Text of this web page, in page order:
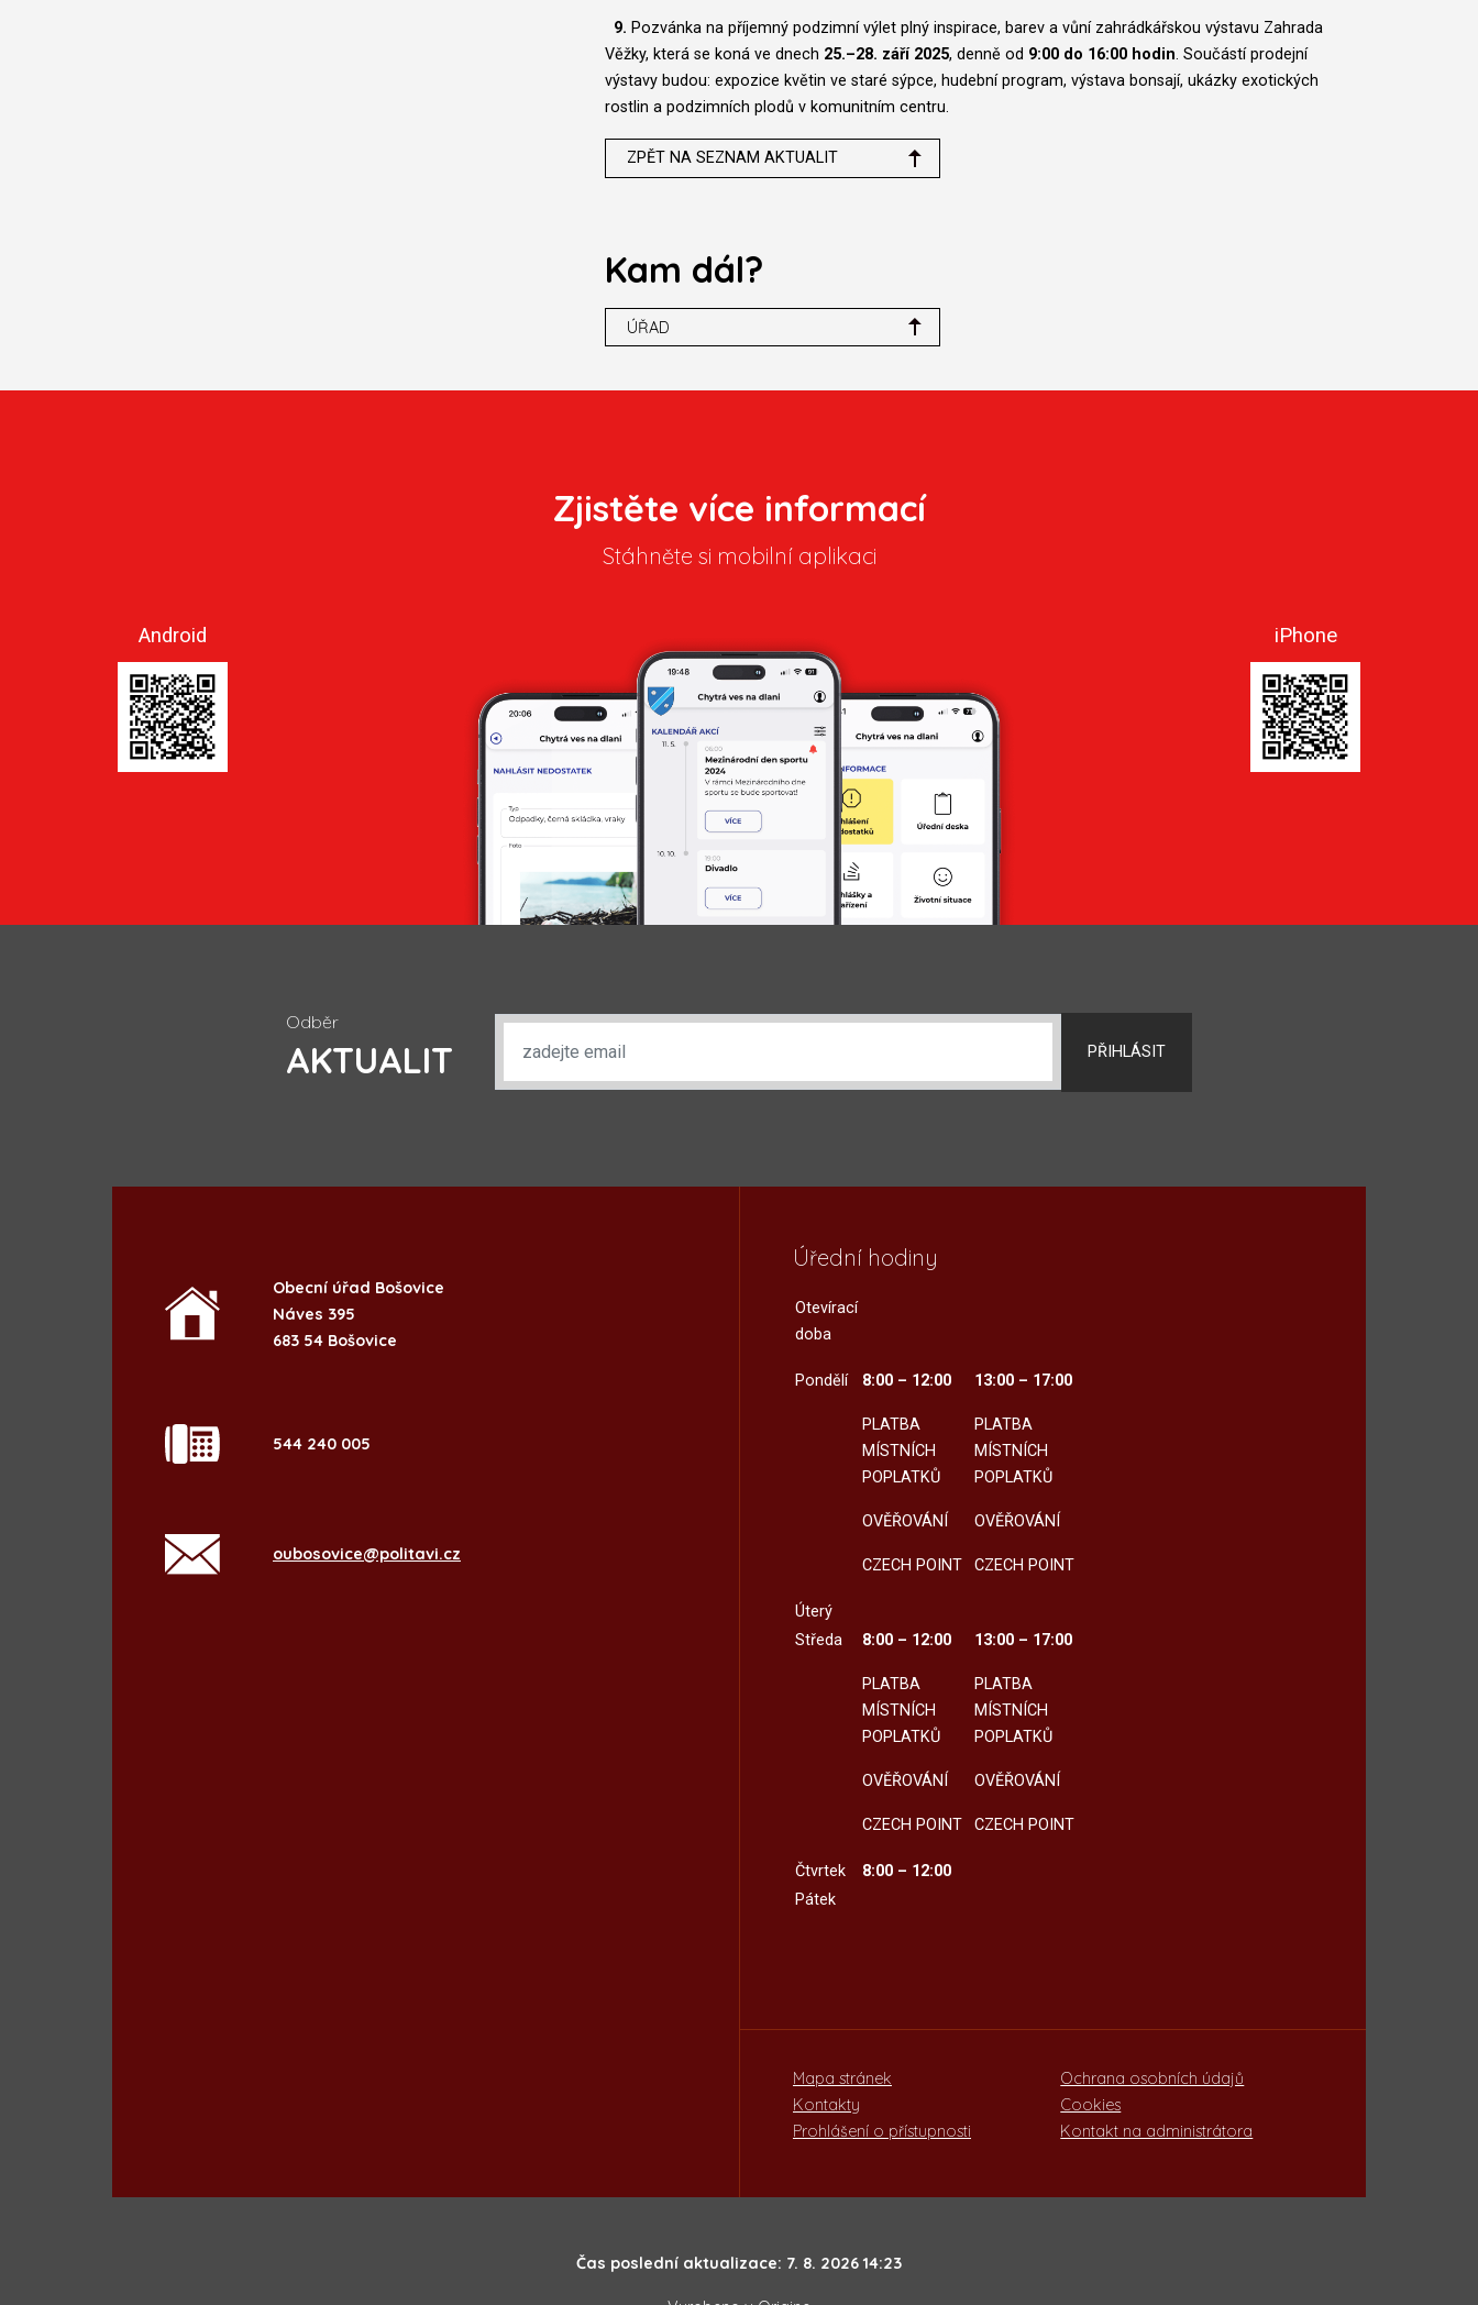
9. Pozvánka na příjemný podzimní výlet plný inspirace, barev a vůní zahrádkářskou výstavu Zahrada
Věžky, která se koná ve dnech 25.–28. září 2025, denně od 9:00 do 16:00 hodin. Součástí prodejní
výstavy budou: expozice květin ve staré sýpce, hudební program, výstava bonsají, ukázky exotických
rostlin a podzimních plodů v komunitním centru.
ZPĚT NA SEZNAM AKTUALIT
Kam dál?
ÚŘAD
Zjistěte více informací
Stáhněte si mobilní aplikaci
Android iPhone
Odběr
AKTUALIT PŘIHLÁSIT
Obecní úřad Bošovice
Náves 395
683 54 Bošovice
544 240 005
oubosovice@politavi.cz
Úřední hodiny
Otevírací
doba
Pondělí 8:00 – 12:00
PLATBA
MÍSTNÍCH
POPLATKŮ
OVĚŘOVÁNÍ
CZECH POINT
13:00 – 17:00
PLATBA
MÍSTNÍCH
POPLATKŮ
OVĚŘOVÁNÍ
CZECH POINT
Úterý
Středa
8:00 – 12:00
PLATBA
MÍSTNÍCH
POPLATKŮ
OVĚŘOVÁNÍ
CZECH POINT
13:00 – 17:00
PLATBA
MÍSTNÍCH
POPLATKŮ
OVĚŘOVÁNÍ
CZECH POINT
Čtvrtek
8:00 – 12:00
Pátek
Mapa stránek
Kontakty
Prohlášení o přístupnosti
Ochrana osobních údajů
Cookies
Kontakt na administrátora
Čas poslední aktualizace: 7. 8. 2026 14:23